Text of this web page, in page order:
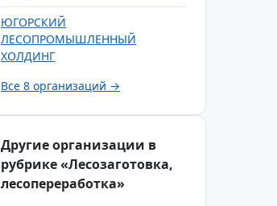
ЮГОРСКИЙ
ЛЕСОПРОМЫШЛЕННЫЙ
ХОЛДИНГ
Все 8 организаций →
Другие организации в
рубрике «Лесозаготовка,
лесопереработка»